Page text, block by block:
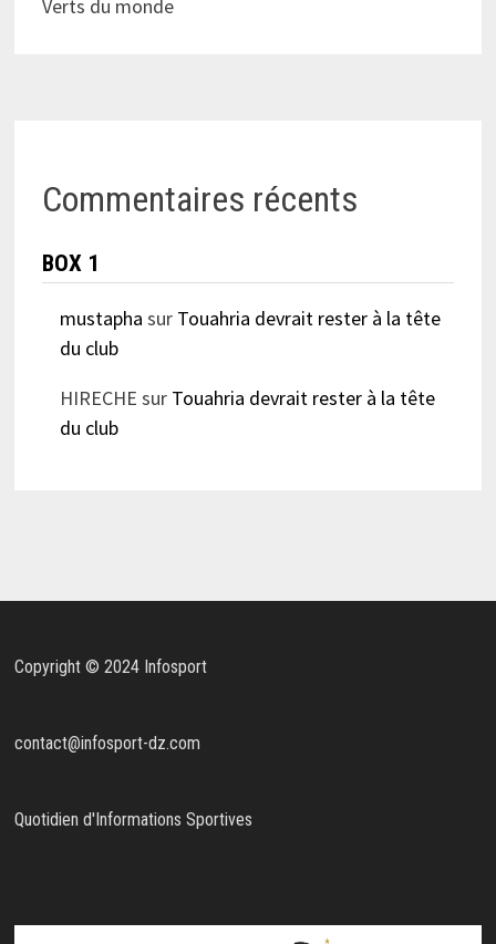
Verts du monde
Commentaires récents
BOX 1
mustapha sur Touahria devrait rester à la tête
du club
HIRECHE sur Touahria devrait rester à la tête
du club
Copyright © 2024 Infosport
contact@infosport-dz.com
Quotidien d'Informations Sportives